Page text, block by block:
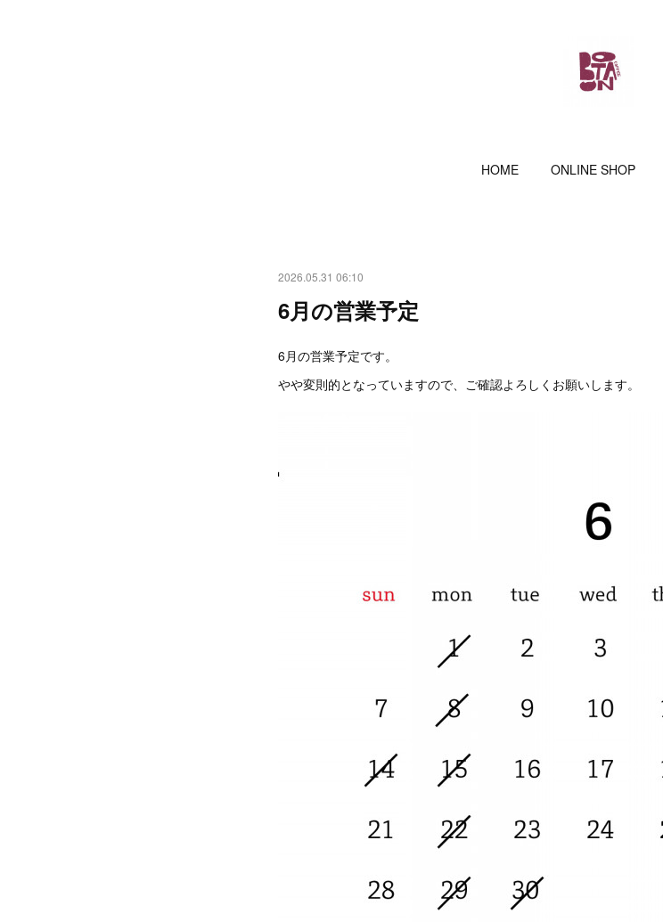
HOME ONLINE SHOP
2026.05.31 06:10
6月の営業予定
6月の営業予定です。
やや変則的となっていますので、ご確認よろしくお願いします。